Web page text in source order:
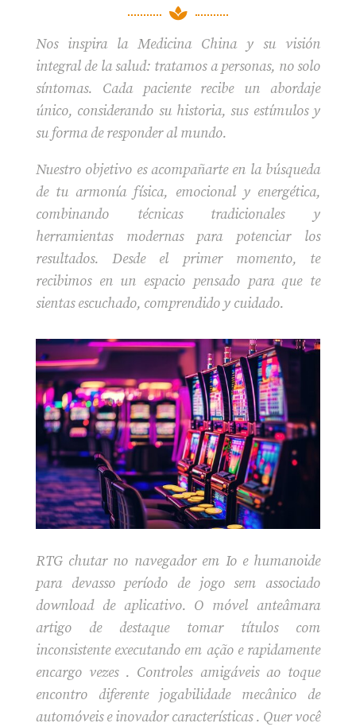

Nos inspira la Medicina China y su visión
integral de la salud: tratamos a personas, no solo
síntomas. Cada paciente recibe un abordaje
único, considerando su historia, sus estímulos y
su forma de responder al mundo.
Nuestro objetivo es acompañarte en la búsqueda
de tu armonía física, emocional y energética,
combinando técnicas tradicionales y
herramientas modernas para potenciar los
resultados. Desde el primer momento, te
recibimos en un espacio pensado para que te
sientas escuchado, comprendido y cuidado.
RTG chutar no navegador em Io e humanoide
para devasso período de jogo sem associado
download de aplicativo. O móvel anteâmara
artigo de destaque tomar títulos com
inconsistente executando em ação e rapidamente
encargo vezes . Controles amigáveis ​​ao toque
encontro diferente jogabilidade mecânico de
automóveis e inovador características . Quer você